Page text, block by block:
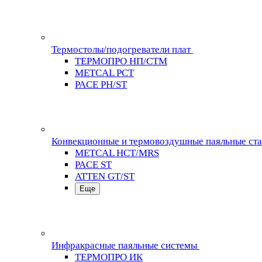
Термостолы/подогреватели плат
ТЕРМОПРО НП/СТМ
METCAL PCT
PACE PH/ST
Конвекционные и термовоздушные паяльные
METCAL HCT/MRS
PACE ST
ATTEN GT/ST
Еще
Инфракрасные паяльные системы
ТЕРМОПРО ИК